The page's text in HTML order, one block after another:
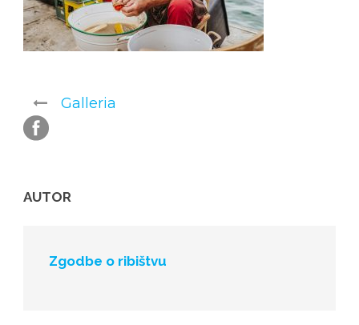
Galleria
AUTOR
Zgodbe o ribištvu